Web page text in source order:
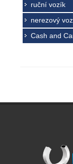
ruční vozík
nerezový
Cash and